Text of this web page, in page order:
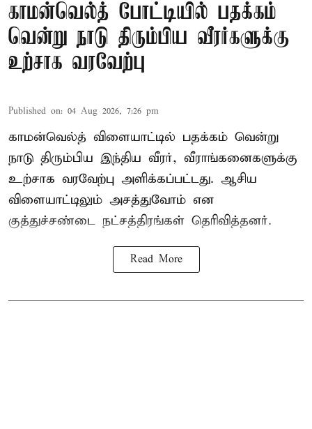
காமன்வெல்த் போட்டியில் பதக்கம்
வென்று நாடு திரும்பிய வீரர்களுக்கு
உற்சாக வரவேற்பு
Published on: 04 Aug 2026, 7:26 pm
காமன்வெல்த் விளையாட்டில் பதக்கம் வென்று
நாடு திரும்பிய இந்திய வீரர், வீராங்கனைகளுக்கு
உற்சாக வரவேற்பு அளிக்கப்பட்டது. ஆசிய
விளையாட்டிலும் அசத்துவோம் என
குத்துச்சண்டை நட்சத்திரங்கள் தெரிவித்தனர்.
Read More